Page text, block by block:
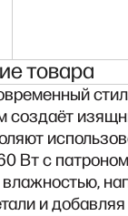
товара
с патроном
и добавляя